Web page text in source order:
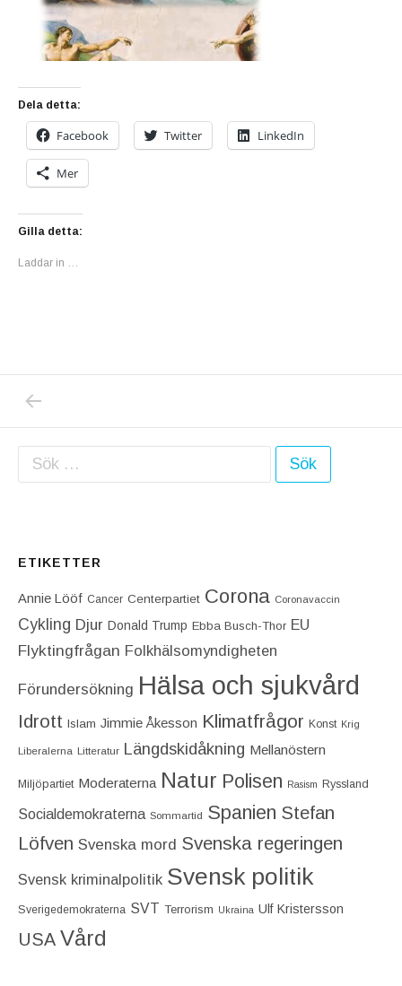
Dela detta:
Facebook Twitter LinkedIn
Mer
Gilla detta:
Laddar in …
Inläggsnavigering
Sök efter:
ETIKETTER
Annie Lööf Cancer Centerpartiet‎ Corona Coronavaccin
Cykling Djur Donald Trump Ebba Busch-Thor EU
Flyktingfrågan Folkhälsomyndigheten
Förundersökning Hälsa och sjukvård
Idrott Islam Jimmie Åkesson Klimatfrågor Konst Krig
Liberalerna Litteratur Längdskidåkning Mellanöstern
Miljöpartiet Moderaterna Natur Polisen Rasism Ryssland
Socialdemokraterna Sommartid Spanien Stefan
Löfven Svenska mord Svenska regeringen
Svensk kriminalpolitik Svensk politik
Sverigedemokraterna SVT Terrorism Ukraina Ulf Kristersson
USA Vård